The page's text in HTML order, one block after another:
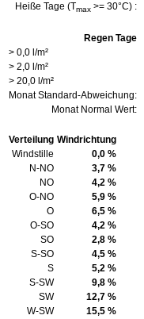
Heiße Tage (Tmax >= 30°C) :
Regen Tage
> 0,0 l/m²
> 2,0 l/m²
> 20,0 l/m²
Monat Standard-Abweichung:
Monat Normal Wert:
Verteilung Windrichtung
Windstille
0,0 %
N-NO
3,7 %
NO
4,2 %
O-NO
5,9 %
O
6,5 %
O-SO
4,2 %
SO
2,8 %
S-SO
4,5 %
S
5,2 %
S-SW
9,8 %
SW
12,7 %
W-SW
15,5 %